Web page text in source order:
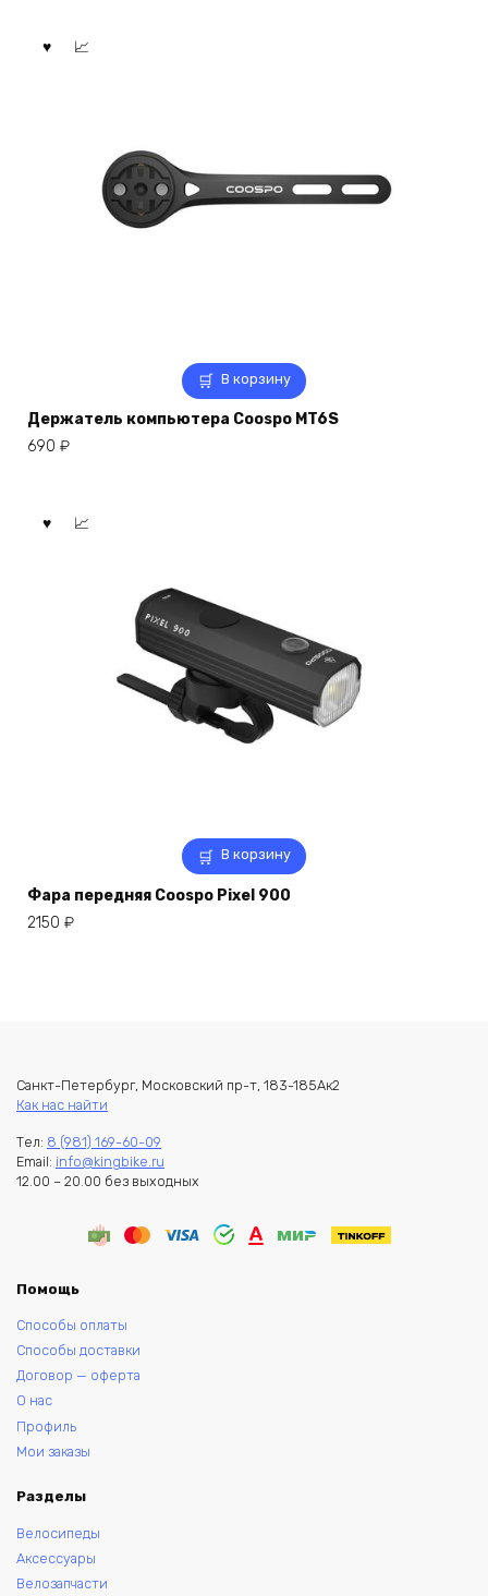
В корзину
Держатель компьютера Coospo MT6S
690 ₽
В корзину
Фара передняя Coospo Pixel 900
2150 ₽
Санкт-Петербург, Московский пр-т, 183-185Ак2
Как нас найти
Тел: 8 (981) 169-60-09
Email: info@kingbike.ru
12.00 – 20.00 без выходных
Помощь
Способы оплаты
Способы доставки
Договор — оферта
О нас
Профиль
Мои заказы
Разделы
Велосипеды
Аксессуары
Велозапчасти